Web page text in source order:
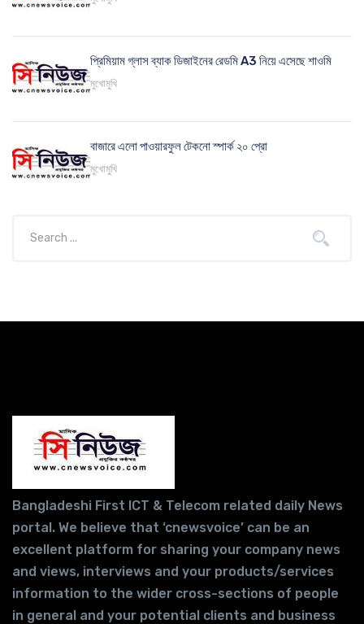
প্রিমিয়াম গ্লাস ব্যাক ডিজাইনের রেডমি A3 নিয়ে এসেছে শাওমি
মুখোমুখি
বাজারে এলো পাওয়ারফুল টেকনো স্পার্ক ২০ প্রো
মুখোমুখি
Bangladeshi First ICT & Telecom related daily News
portal. We believe that ‘cnewsvoice’ can be an
excellent platform for sharing your company news
and views, interviews and your products/services
information to the wider cross-sections of people
in general and your potential clients and business